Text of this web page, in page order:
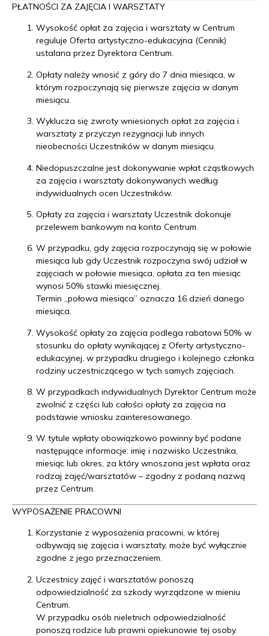
PŁATNOŚCI ZA ZAJĘCIA I WARSZTATY
Wysokość opłat za zajęcia i warsztaty w Centrum
reguluje Oferta artystyczno-edukacyjna (Cennik)
ustalana przez Dyrektora Centrum.
Opłaty należy wnosić z góry do 7 dnia miesiąca, w
którym rozpoczynają się pierwsze zajęcia w danym
miesiącu.
Wyklucza się zwroty wniesionych opłat za zajęcia i
warsztaty z przyczyn rezygnacji lub innych
nieobecności Uczestników w danym miesiącu.
Niedopuszczalne jest dokonywanie wpłat cząstkowych
za zajęcia i warsztaty dokonywanych według
indywidualnych ocen Uczestników.
Opłaty za zajęcia i warsztaty Uczestnik dokonuje
przelewem bankowym na konto Centrum.
W przypadku, gdy zajęcia rozpoczynają się w połowie
miesiąca lub gdy Uczestnik rozpoczyna swój udział w
zajęciach w połowie miesiąca, opłata za ten miesiąc
wynosi 50% stawki miesięcznej.
Termin „połowa miesiąca” oznacza 16 dzień danego
miesiąca.
Wysokość opłaty za zajęcia podlega rabatowi 50% w
stosunku do opłaty wynikającej z Oferty artystyczno-
edukacyjnej, w przypadku drugiego i kolejnego członka
rodziny uczestniczącego w tych samych zajęciach.
W przypadkach indywidualnych Dyrektor Centrum może
zwolnić z części lub całości opłaty za zajęcia na
podstawie wniosku zainteresowanego.
W tytule wpłaty obowiązkowo powinny być podane
następujące informacje: imię i nazwisko Uczestnika,
miesiąc lub okres, za który wnoszona jest wpłata oraz
rodzaj zajęć/warsztatów – zgodny z podaną nazwą
przez Centrum.
WYPOSAŻENIE PRACOWNI
Korzystanie z wyposażenia pracowni, w której
odbywają się zajęcia i warsztaty, może być wyłącznie
zgodne z jego przeznaczeniem.
Uczestnicy zajęć i warsztatów ponoszą
odpowiedzialność za szkody wyrządzone w mieniu
Centrum.
W przypadku osób nieletnich odpowiedzialność
ponoszą rodzice lub prawni opiekunowie tej osoby.